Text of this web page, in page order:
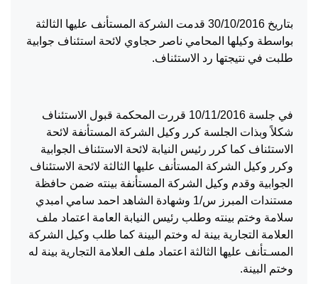
بتاريخ 30/10/2016 قدمت الشركة المستأنف عليها الثالثة
بواسطة وكيلها المحامي ناصر حجاوي لائحة استئناف جوابية
طلبت في نتيجتها رد الاستئناف.
في جلسة 10/11/2016 قررت المحكمة قبول الاستئناف
شكلاً وبذات الجلسة كرر وكيل الشركة المستأنفة لائحة
الاستئناف كما كرر رئيس النيابة لائحة الاستئناف الجوابية
وكرر وكيل الشركة المستأنف عليها الثالثة لائحة الاستئناف
الجوابية وقدم وكيل الشركة المستأنفة بينته ضمن حافظة
مستندات المبرز س/1 وشهادة الشاهد احمد سامي امبدي
سلامة وختم بينته وطلب رئيس النيابة العامة اعتماد ملف
العلامة التجارية بينة له وختم البينة كما طلب وكيل الشركة
المسـتأنف عليها الثالثة اعتماد ملف العلامة التجارية بينة له
وختم البينة.